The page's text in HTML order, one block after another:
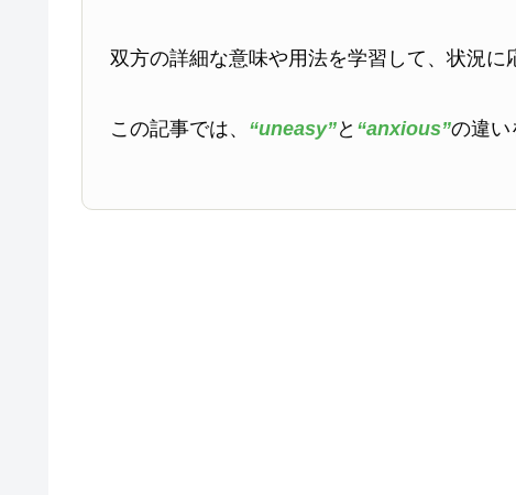
双方の詳細な意味や用法を学習して、状況に
この記事では、 “uneasy”と “anxious”の違い